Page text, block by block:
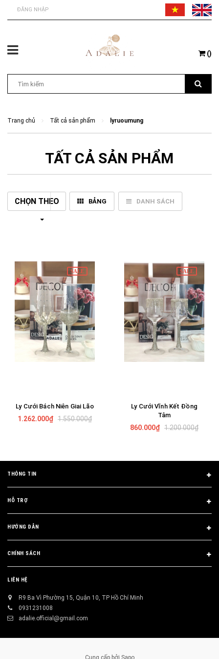
ĐĂNG NHẬP
()
Trang chủ Tất cả sản phẩm lyruoumung
TẤT CẢ SẢN PHẨM
CHỌN THEO BẢNG DANH SÁCH
SALE
Ly Cưới Bách Niên Giai Lão
1.262.000₫ 1.550.000₫
SALE
Ly Cưới Vĩnh Kết Đồng
Tâm
860.000₫ 1.200.000₫
THÔNG TIN
HỖ TRỢ
HƯỚNG DẪN
CHÍNH SÁCH
LIÊN HỆ
R9 Ba Vì Phường 15, Quận 10, TP Hồ Chí Minh
0931231008
adalie.official@gmail.com
Cung cấp bởi Sapo